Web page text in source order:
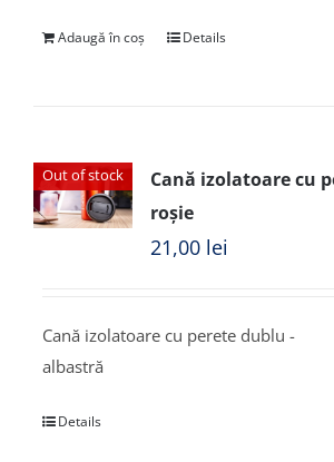
Adaugă în coș Details
Out of stock
Cană izolatoare cu
roșie
21,00 lei
Cană izolatoare cu perete dublu -
albastră
Details